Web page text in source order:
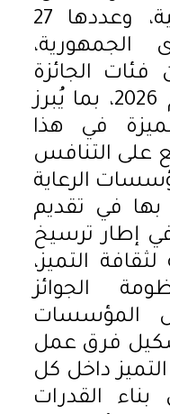
فئة المديريات الصحية، وعددها 27
فئات الجائزة
في الدورة القادمة عام 2026، بما يُبرز
في هذا
على التنافس
الرعاية
بها في تقديم
في إطار ترسيخ
التميز،
الجوائز
المؤسسات
فرق عمل
داخل كل
القدرات